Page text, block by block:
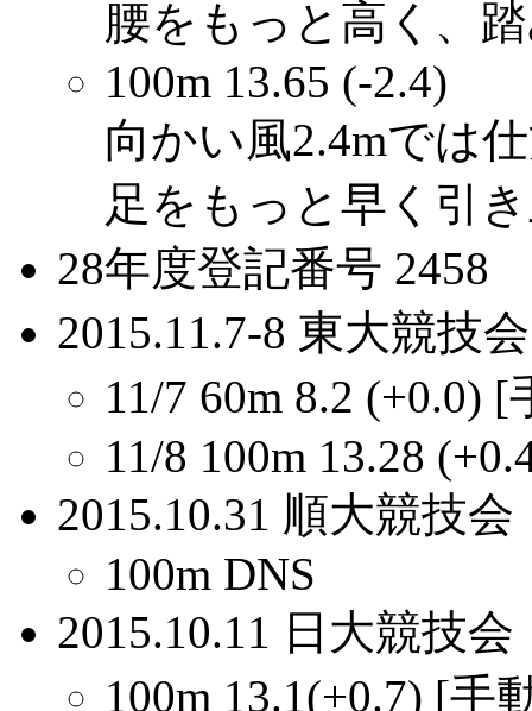
腰をもっと高く、
100m 13.65 (-2.4)
向かい風2.4mでは
足をもっと早く引
28年度登記番号 2458
2015.11.7-8 東大競技会
11/7 60m 8.2 (+0.0)
11/8 100m 13.28
2015.10.31 順大競技会
100m DNS
2015.10.11 日大競技会
100m 13.1(+0.7) [手